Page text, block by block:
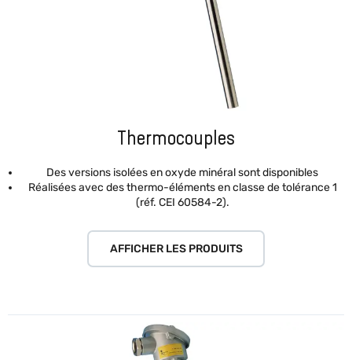
Thermocouples
Des versions isolées en oxyde minéral sont disponibles
Réalisées avec des thermo-éléments en classe de tolérance 1
(réf. CEI 60584-2).
AFFICHER LES PRODUITS